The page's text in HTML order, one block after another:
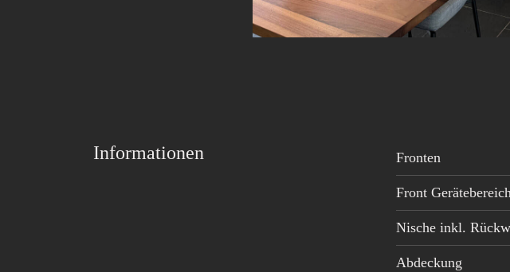
Informationen Fronten
Front Gerätebereich
Nische inkl.
Abdeckung